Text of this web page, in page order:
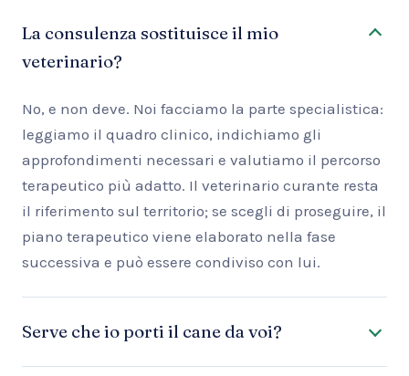
La consulenza sostituisce il mio
veterinario?
No, e non deve. Noi facciamo la parte specialistica:
leggiamo il quadro clinico, indichiamo gli
approfondimenti necessari e valutiamo il percorso
terapeutico più adatto. Il veterinario curante resta
il riferimento sul territorio; se scegli di proseguire, il
piano terapeutico viene elaborato nella fase
successiva e può essere condiviso con lui.
Serve che io porti il cane da voi?